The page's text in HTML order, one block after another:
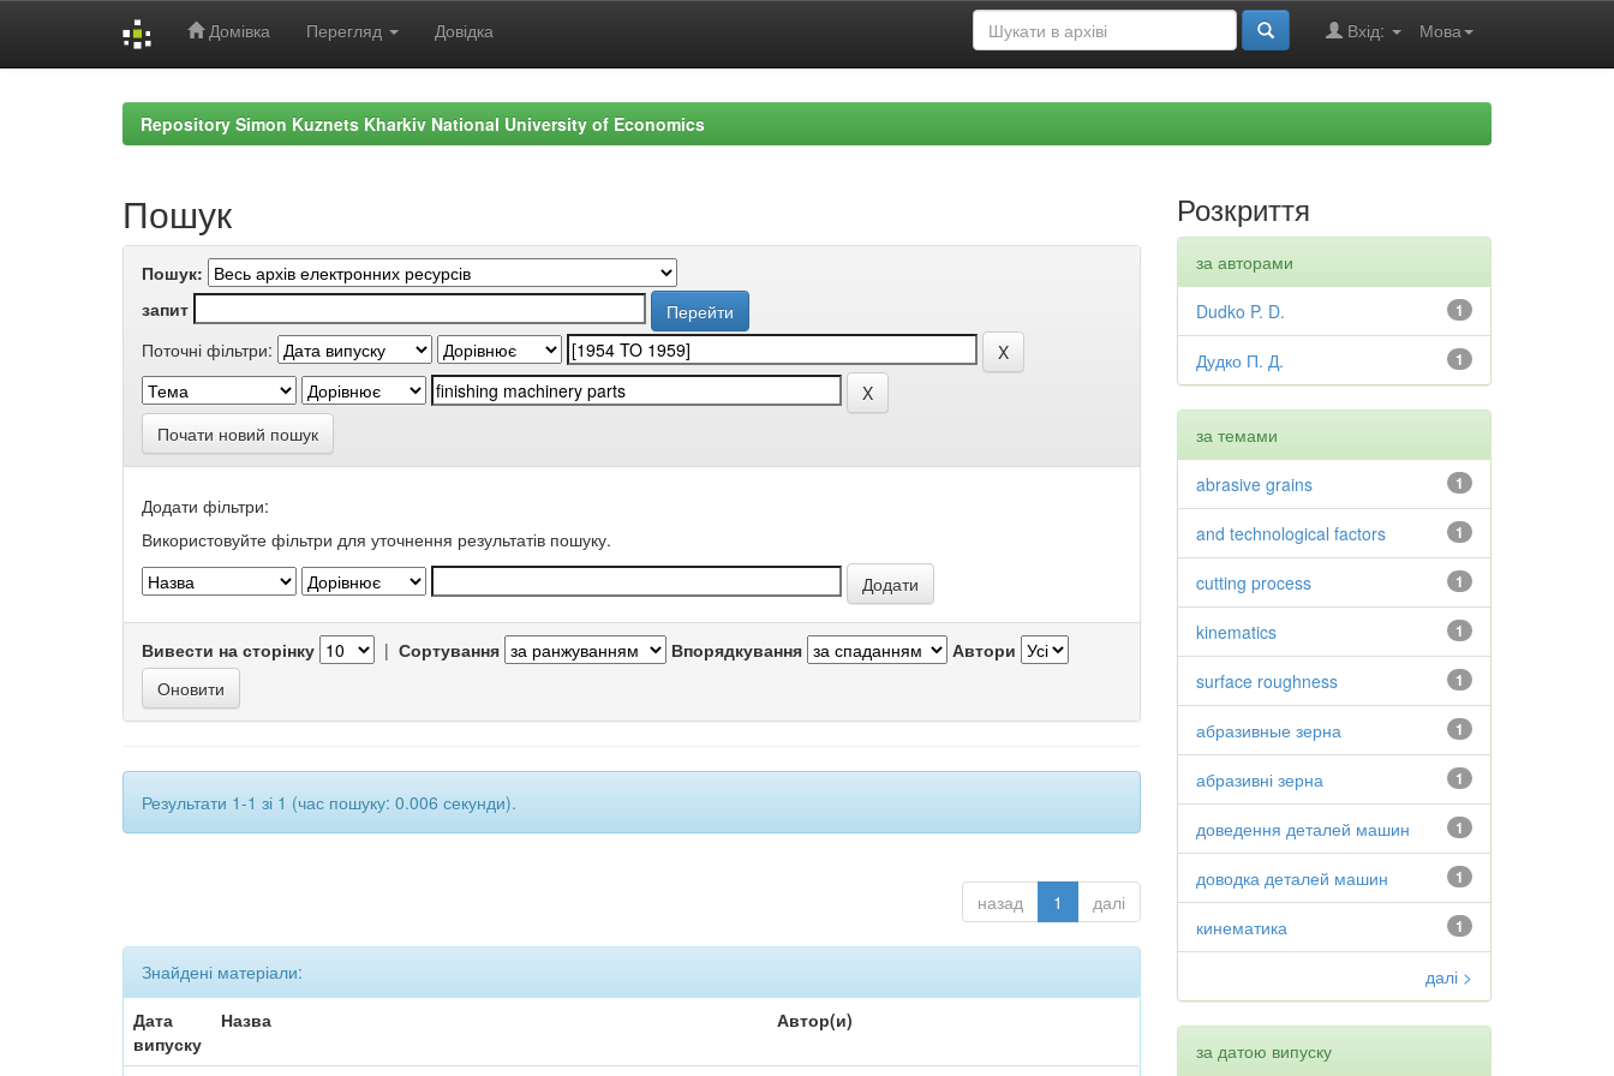
Домівка Перегляд Довідка Мова
Вхід:
Repository Simon Kuznets Kharkiv National University of Economics
Пошук
Пошук:
запит
Поточні фільтри:
Почати новий пошук
Додати фільтри:
Використовуйте фільтри для уточнення результатів пошуку.
Вивести на сторінку | Сортування Впорядкування Автори
Результати 1-1 зі 1 (час пошуку: 0.006 секунди).
назад 1 далі
Знайдені матеріали:
Дата
випуску
Назва Автор(и)
Розкриття
за авторами
1
Dudko P. D.
1
Дудко П. Д.
за темами
1
abrasive grains
1
and technological factors
1
cutting process
1
kinematics
1
surface roughness
1
абразивные зерна
1
абразивні зерна
1
доведення деталей машин
1
доводка деталей машин
1
кинематика
далі >
за датою випуску